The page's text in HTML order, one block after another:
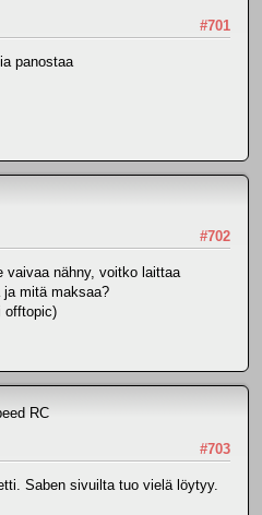
#701
panostaa
#702
vaivaa nähny, voitko laittaa
mitä maksaa?
offtopic)
RC
#703
Saben sivuilta tuo vielä löytyy.